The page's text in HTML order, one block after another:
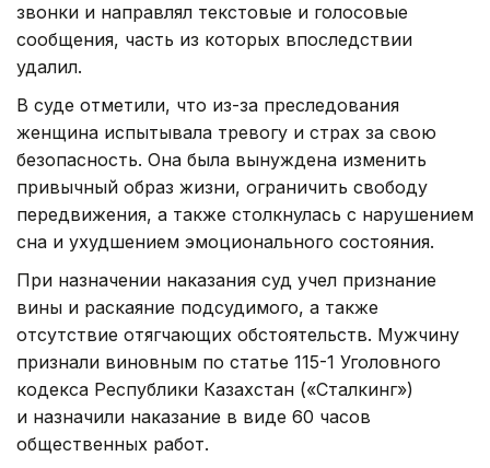
звонки и направлял текстовые и голосовые
сообщения, часть из которых впоследствии
удалил.
В суде отметили, что из-за преследования
женщина испытывала тревогу и страх за свою
безопасность. Она была вынуждена изменить
привычный образ жизни, ограничить свободу
передвижения, а также столкнулась с нарушением
сна и ухудшением эмоционального состояния.
При назначении наказания суд учел признание
вины и раскаяние подсудимого, а также
отсутствие отягчающих обстоятельств. Мужчину
признали виновным по статье 115-1 Уголовного
кодекса Республики Казахстан («Сталкинг»)
и назначили наказание в виде 60 часов
общественных работ.